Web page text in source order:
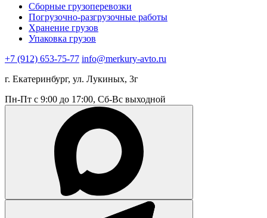
Сборные грузоперевозки
Погрузочно-разгрузочные работы
Хранение грузов
Упаковка грузов
+7 (912) 653-75-77 info@merkury-avto.ru
г. Екатеринбург, ул. Лукиных, 3г
Пн-Пт с 9:00 до 17:00, Сб-Вс выходной